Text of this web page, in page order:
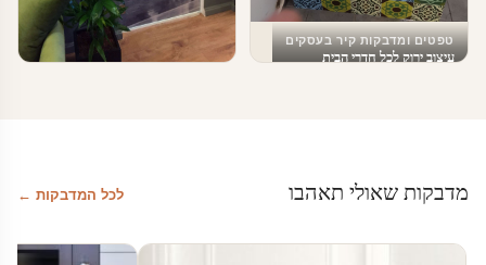
טפטים ומדבקות קיר בעסקים
עיצוב ירוק לכל חדרי הבית
מדבקות שאולי תאהבו לכל המדבקות ←